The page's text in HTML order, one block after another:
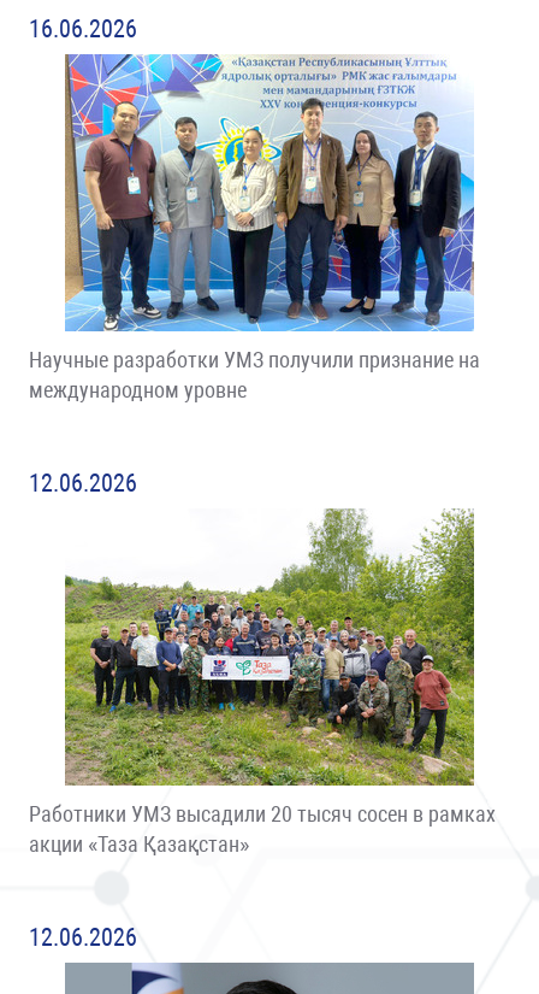
16.06.2026
Научные разработки УМЗ получили признание на
международном уровне
12.06.2026
Работники УМЗ высадили 20 тысяч сосен в рамках
акции «Таза Қазақстан»
12.06.2026